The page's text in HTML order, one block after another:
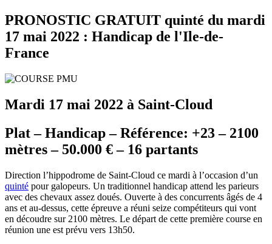
PRONOSTIC GRATUIT quinté du mardi
17 mai 2022 : Handicap de l'Ile-de-
France
Mardi 17 mai 2022 à Saint-Cloud
Plat – Handicap – Référence: +23 – 2100
mètres – 50.000 € – 16 partants
Direction l’hippodrome de Saint-Cloud ce mardi à l’occasion d’un
quinté pour galopeurs. Un traditionnel handicap attend les parieurs
avec des chevaux assez doués. Ouverte à des concurrents âgés de 4
ans et au-dessus, cette épreuve a réuni seize compétiteurs qui vont
en découdre sur 2100 mètres. Le départ de cette première course en
réunion une est prévu vers 13h50.